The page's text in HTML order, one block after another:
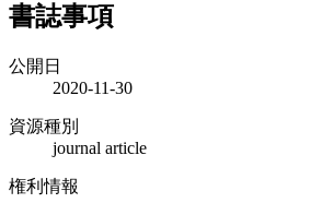
書誌事項
公開日
2020-11-30
資源種別
journal article
権利情報